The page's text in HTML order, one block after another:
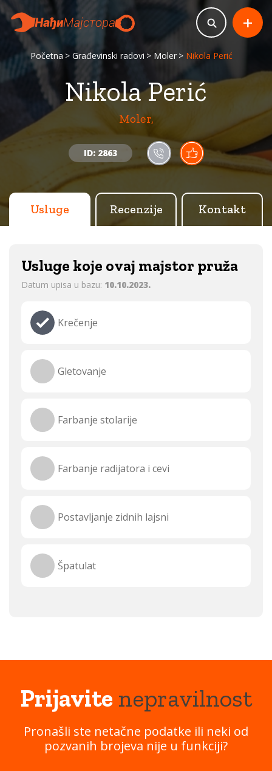
Početna Građevinski radovi Moler Nikola Perić
Nikola Perić
Moler,
ID: 2863
+
Usluge Recenzije Kontakt
Usluge koje ovaj majstor pruža
Datum upisa u bazu: 10.10.2023.
Krečenje
Gletovanje
Farbanje stolarije
Farbanje radijatora i cevi
Postavljanje zidnih lajsni
Špatulat
Prijavitenepravilnost
Pronašli ste netačne podatke ili neki od
pozvanih brojeva nije u funkciji?